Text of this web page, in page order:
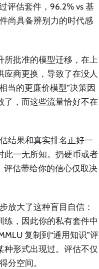
评估套件，96.2% vs 基
尚具备辨别力的时代感
批准的模型迁移，在上
商更换，导致了在没人
当的更廉价模型”决策因
了，而这些流量恰好不在
结果和真实排名正好一
此一无所知。扔硬币或者
评估带给你的信心仅取决
放大了这种盲目自信：
，因此你的私有套件中
复制到“通用知识”评
形式出现过。评估不仅
分空间。